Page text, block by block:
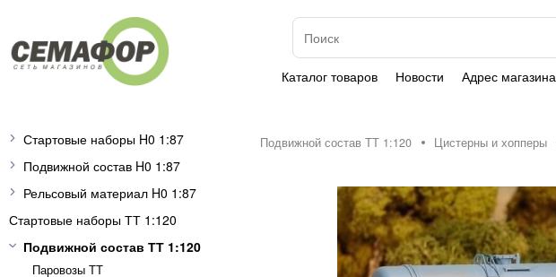
Каталог товаров Новости Адрес магазина
Стартовые наборы H0 1:87
Подвижной состав H0 1:87
Рельсовый материал H0 1:87
Стартовые наборы ТТ 1:120
Подвижной состав ТТ 1:120
Паровозы ТТ
Подвижной состав ТТ 1:120 Цистерны и хопперы